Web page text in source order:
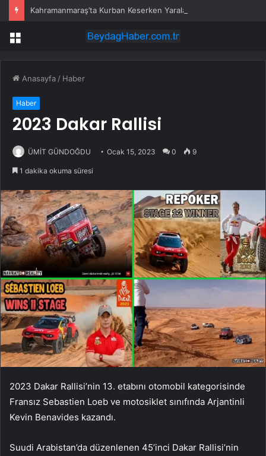
Kahramanmaraş’ta Kurban Keserken Yaralanma
Menü
Anasayfa / Haber
Haber
2023 Dakar Rallisi
ÜMİT GÜNDOĞDU Ocak 15, 2023 0 9
1 dakika okuma süresi
2023 Dakar Rallisi’nin 13. etabını otomobil kategorisinde
Fransız Sebastien Loeb ve motosiklet sınıfında Arjantinli
Kevin Benavides kazandı.
Suudi Arabistan’da düzenlenen 45’inci Dakar Rallisi’nin